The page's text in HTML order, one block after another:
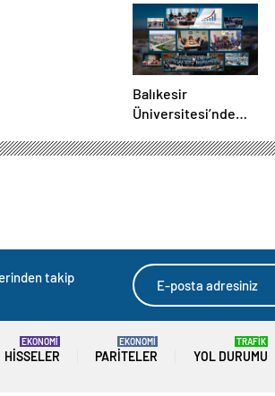
Balıkesir
Üniversitesi’nde
“İlkler”
takip
HISSELER
EKONOMİ
PARITELER
EKONOMİ
YOL DURUMU
TRAFİK